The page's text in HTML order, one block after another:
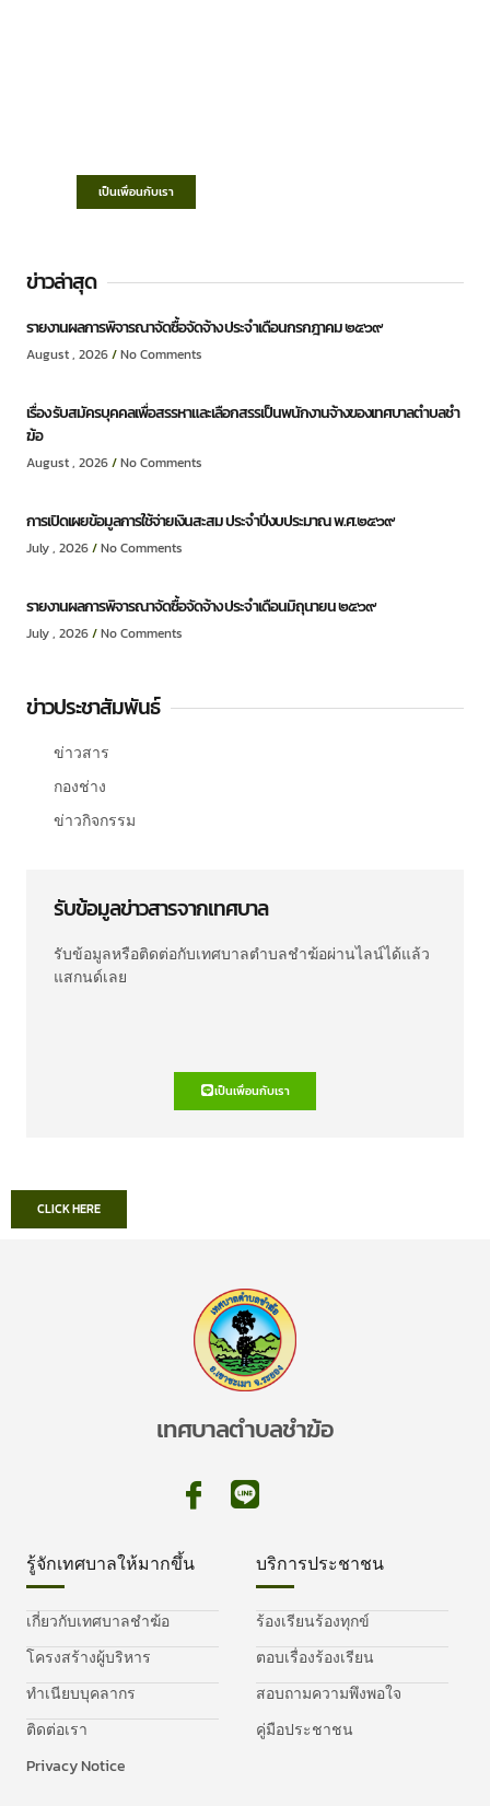
เป็นเพื่อนกับเรา
ข่าวล่าสุด
รายงานผลการพิจารณาจัดซื้อจัดจ้าง ประจำเดือนกรกฎาคม ๒๕๖๙
August , 2026 No Comments
เรื่อง รับสมัครบุคคลเพื่อสรรหาและเลือกสรรเป็นพนักงานจ้างของเทศบาลตำบลชำ
ฆ้อ
August , 2026 No Comments
การเปิดเผยข้อมูลการใช้จ่ายเงินสะสม ประจำปีงบประมาณ พ.ศ.๒๕๖๙
July , 2026 No Comments
รายงานผลการพิจารณาจัดซื้อจัดจ้าง ประจำเดือนมิถุนายน ๒๕๖๙
July , 2026 No Comments
ข่าวประชาสัมพันธ์
ข่าวสาร
กองช่าง
ข่าวกิจกรรม
รับข้อมูลข่าวสารจากเทศบาล
รับข้อมูลหรือติดต่อกับเทศบาลตำบลชำฆ้อผ่านไลน์ได้แล้ว
แสกนด์เลย
เป็นเพื่อนกับเรา
CLICK HERE
เทศบาลตำบลชำฆ้อ
รู้จักเทศบาลให้มากขึ้น
เกี่ยวกับเทศบาลชำฆ้อ
โครงสร้างผู้บริหาร
ทำเนียบบุคลากร
ติดต่อเรา
Privacy Notice
บริการประชาชน
ร้องเรียนร้องทุกข์
ตอบเรื่องร้องเรียน
สอบถามความพึงพอใจ
คู่มือประชาชน